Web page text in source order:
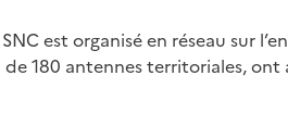
est organisé en réseau sur
180 antennes territoriales,